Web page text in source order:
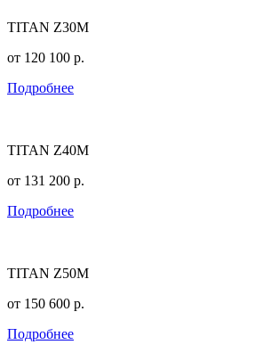
TITAN Z30M
от 120 100 р.
Подробнее
TITAN Z40M
от 131 200 р.
Подробнее
TITAN Z50M
от 150 600 р.
Подробнее